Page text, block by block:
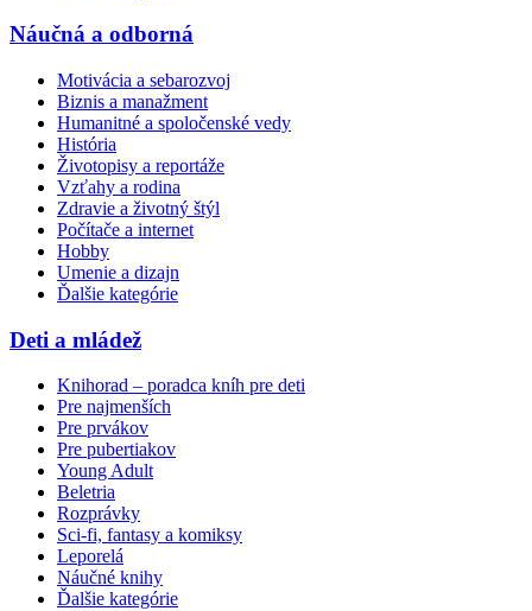
Náučná a odborná
Motivácia a sebarozvoj
Biznis a manažment
Humanitné a spoločenské vedy
História
Životopisy a reportáže
Vzťahy a rodina
Zdravie a životný štýl
Počítače a internet
Hobby
Umenie a dizajn
Ďalšie kategórie
Deti a mládež
Knihorad – poradca kníh pre deti
Pre najmenších
Pre prvákov
Pre pubertiakov
Young Adult
Beletria
Rozprávky
Sci-fi, fantasy a komiksy
Leporelá
Náučné knihy
Ďalšie kategórie